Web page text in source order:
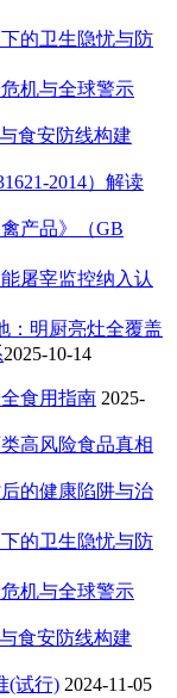
的卫生隐忧与防
机与全球警示
食安防线构建
2014）解读
产品》（GB
屠宰监控纳入认
：明厨亮灶全覆盖
2025-10-14
食用指南 2025-
高风险食品真相
的健康陷阱与治
的卫生隐忧与防
机与全球警示
食安防线构建
(试行) 2024-11-05